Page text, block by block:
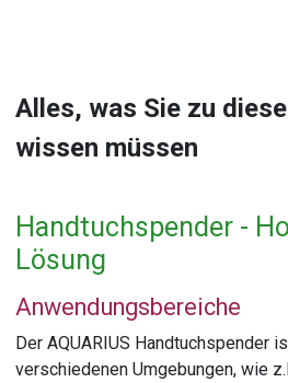
Alles, was Sie zu
wissen müssen
Handtuchspender -
Lösung
Anwendungsbereiche
Der AQUARIUS Handtuchspender
verschiedenen Umgebungen, wie